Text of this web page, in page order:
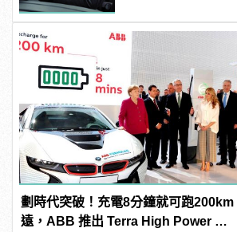
劃時代突破！充電8分鐘就可跑200km
遠，ABB 推出 Terra High Power 直